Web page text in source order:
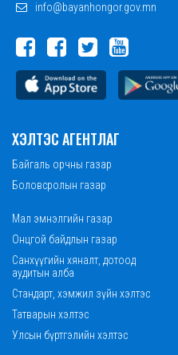
info@bayanhongor.gov.mn
ХЭЛТЭС АГЕНТЛАГ
Байгаль орчны газар
Боловсролын газар
Мал эмнэлгийн газар
Онцгой байдлын газар
Санхүүгийн хяналт, дотоод
аудитын алба
Стандарт, хэмжил зүйн хэлтэс
Татварын хэлтэс
Улсын бүртгэлийн хэлтэс